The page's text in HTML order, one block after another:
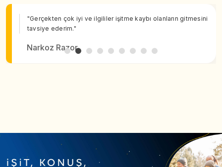
"Gerçekten çok iyi ve ilgililer işitme kaybı olanların gitmesini
tavsiye ederim."
Narkoz Razor